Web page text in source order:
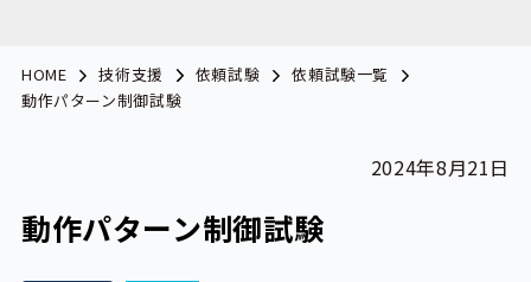
HOME 技術支援 依頼試験
依頼試験一覧
動作パターン制御試験
2024年8月21日
動作パターン制御試験